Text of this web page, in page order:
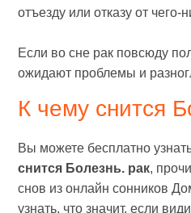
отъезду или отказу от чего-
Если во сне рак повсюду
ожидают проблемы и
К чему снится
Вы можете бесплатно
снится Болезнь. рак,
снов из онлайн сонников
узнать, что значит, если